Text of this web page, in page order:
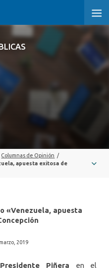
Columnas de Opinión /
apuesta exitosa de
«Venezuela, apuesta
2019
Presidente Piñera en el